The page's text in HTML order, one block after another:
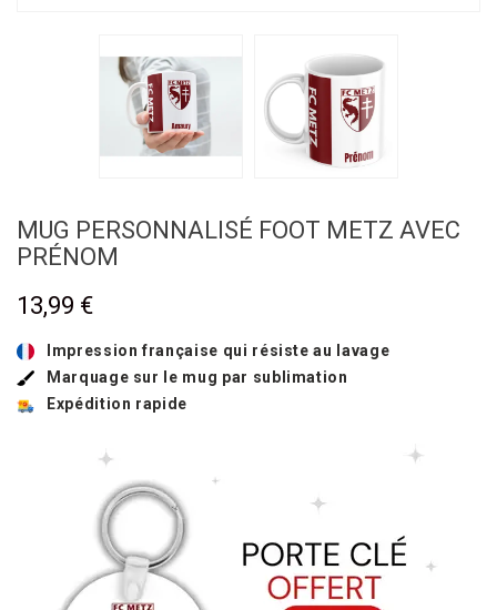
MUG PERSONNALISÉ FOOT METZ AVEC
PRÉNOM
13,99 €
Impression française qui résiste au lavage
Marquage sur le mug par sublimation
Expédition rapide